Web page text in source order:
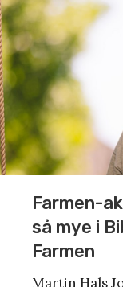
Farmen-
så mye i
Farmen
Martin Hals